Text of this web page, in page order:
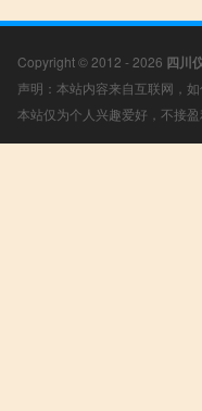
Copyright © 2012 - 2026 四川
声明：本站内容来自互联网，
本站仅为个人兴趣爱好，不接